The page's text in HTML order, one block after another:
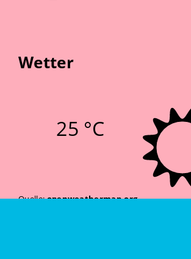
Wetter
25 °C
Quelle:openweathermap.org